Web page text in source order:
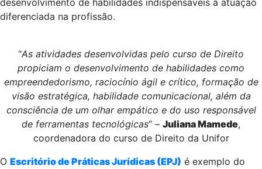
desenvolvimento de habilidades indispensáveis à atuação
diferenciada na profissão.
“As atividades desenvolvidas pelo curso de Direito
propiciam o desenvolvimento de habilidades como
empreendedorismo, raciocínio ágil e crítico, formação de
visão estratégica, habilidade comunicacional, além da
consciência de um olhar empático e do uso responsável
de ferramentas tecnológicas” – Juliana Mamede,
coordenadora do curso de Direito da Unifor
O Escritório de Práticas Jurídicas (EPJ) é exemplo do